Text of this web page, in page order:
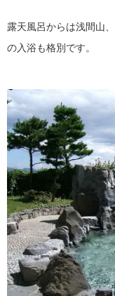
露天風呂からは浅間山
の入浴も格別です。